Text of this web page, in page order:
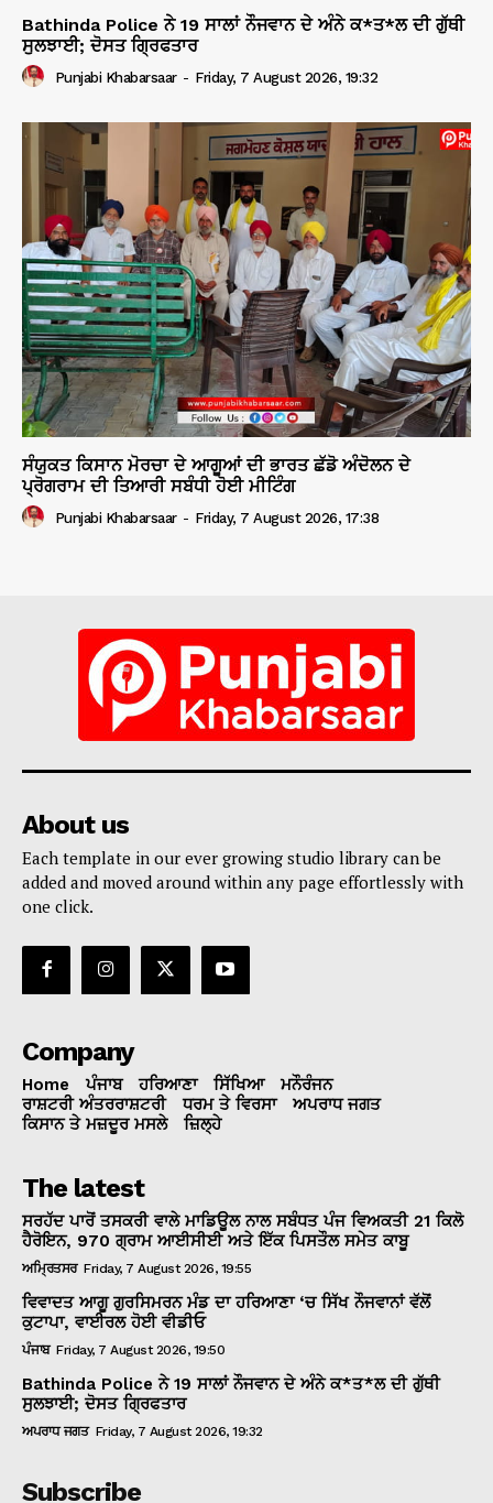
Bathinda Police ਨੇ 19 ਸਾਲਾਂ ਨੌਜਵਾਨ ਦੇ ਅੰਨੇ ਕ*ਤ*ਲ ਦੀ ਗੁੱਥੀ
ਸੁਲਝਾਈ; ਦੋਸਤ ਗ੍ਰਿਫਤਾਰ
Punjabi Khabarsaar - Friday, 7 August 2026, 19:32
ਸੰਯੁਕਤ ਕਿਸਾਨ ਮੋਰਚਾ ਦੇ ਆਗੂਆਂ ਦੀ ਭਾਰਤ ਛੱਡੋ ਅੰਦੋਲਨ ਦੇ
ਪ੍ਰੋਗਰਾਮ ਦੀ ਤਿਆਰੀ ਸਬੰਧੀ ਹੋਈ ਮੀਟਿੰਗ
Punjabi Khabarsaar - Friday, 7 August 2026, 17:38
About us
Each template in our ever growing studio library can be
added and moved around within any page effortlessly with
one click.
Company
Home ਪੰਜਾਬ ਹਰਿਆਣਾ ਸਿੱਖਿਆ
ਮਨੌਰੰਜਨ
ਰਾਸ਼ਟਰੀ ਅੰਤਰਰਾਸ਼ਟਰੀ
ਧਰਮ ਤੇ ਵਿਰਸਾ
ਅਪਰਾਧ ਜਗਤ
ਕਿਸਾਨ ਤੇ ਮਜ਼ਦੂਰ ਮਸਲੇ
ਜ਼ਿਲ੍ਹੇ
The latest
ਸਰਹੱਦ ਪਾਰੋਂ ਤਸਕਰੀ ਵਾਲੇ ਮਾਡਿਊਲ ਨਾਲ ਸਬੰਧਤ ਪੰਜ ਵਿਅਕਤੀ 21 ਕਿਲੋ
ਹੈਰੋਇਨ, 970 ਗ੍ਰਾਮ ਆਈਸੀਈ ਅਤੇ ਇੱਕ ਪਿਸਤੌਲ ਸਮੇਤ ਕਾਬੂ
ਅਮ੍ਰਿਤਸਰ Friday, 7 August 2026, 19:55
ਵਿਵਾਦਤ ਆਗੂ ਗੁਰਸਿਮਰਨ ਮੰਡ ਦਾ ਹਰਿਆਣਾ ‘ਚ ਸਿੱਖ ਨੌਜਵਾਨਾਂ ਵੱਲੋਂ
ਕੁਟਾਪਾ, ਵਾਈਰਲ ਹੋਈ ਵੀਡੀਓ
ਪੰਜਾਬ Friday, 7 August 2026, 19:50
Bathinda Police ਨੇ 19 ਸਾਲਾਂ ਨੌਜਵਾਨ ਦੇ ਅੰਨੇ ਕ*ਤ*ਲ ਦੀ ਗੁੱਥੀ
ਸੁਲਝਾਈ; ਦੋਸਤ ਗ੍ਰਿਫਤਾਰ
ਅਪਰਾਧ ਜਗਤ Friday, 7 August 2026, 19:32
Subscribe